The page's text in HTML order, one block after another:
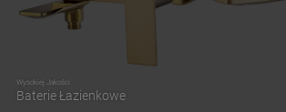
Wysokiej Jakości
Baterie Łazienkowe